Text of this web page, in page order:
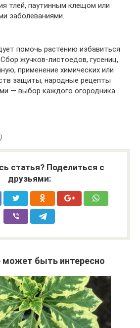
тлей, паутинным клещом или
заболеваниями.
помочь растению избавиться
жучков-листоедов, гусениц,
применение химических или
защиты, народные рецепты
— выбор каждого огородника.
)
статья? Поделиться с
друзьями:
быть интересно